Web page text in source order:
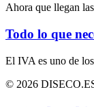
Ahora que llegan
Todo lo que
El IVA es uno de
© 2026